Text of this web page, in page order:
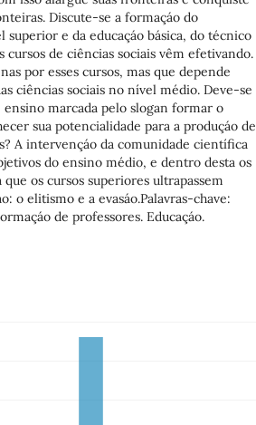
Discute-se a formaçáo do
superior e da educaçáo básica, do técnico
de ciências sociais vêm efetivando.
por esses cursos, mas que depende
ciências sociais no nível médio. Deve-se
marcada pelo slogan formar o
sua potencialidade para a produçáo de
A intervençáo da comunidade científica
do ensino médio, e dentro desta os
os cursos superiores ultrapassem
o elitismo e a evasáo.Palavras-chave:
de professores. Educaçáo.